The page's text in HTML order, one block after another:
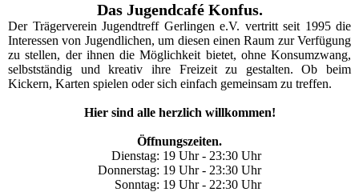
Das Jugendcafé Konfus.
Der Trägerverein Jugendtreff Gerlingen e.V. vertritt seit 1995 die
Interessen von Jugendlichen, um diesen einen Raum zur Verfügung
zu stellen, der ihnen die Möglichkeit bietet, ohne Konsumzwang,
selbstständig und kreativ ihre Freizeit zu gestalten. Ob beim
Kickern, Karten spielen oder sich einfach gemeinsam zu treffen.
Hier sind alle herzlich willkommen!
Öffnungszeiten.
Dienstag: 19 Uhr - 23:30 Uhr
Donnerstag: 19 Uhr - 23:30 Uhr
Sonntag: 19 Uhr - 22:30 Uhr